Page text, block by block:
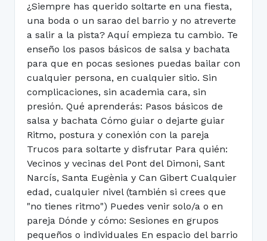
¿Siempre has querido soltarte en una fiesta,
una boda o un sarao del barrio y no atreverte
a salir a la pista? Aquí empieza tu cambio. Te
enseño los pasos básicos de salsa y bachata
para que en pocas sesiones puedas bailar con
cualquier persona, en cualquier sitio. Sin
complicaciones, sin academia cara, sin
presión. Qué aprenderás: Pasos básicos de
salsa y bachata Cómo guiar o dejarte guiar
Ritmo, postura y conexión con la pareja
Trucos para soltarte y disfrutar Para quién:
Vecinos y vecinas del Pont del Dimoni, Sant
Narcís, Santa Eugènia y Can Gibert Cualquier
edad, cualquier nivel (también si crees que
"no tienes ritmo") Puedes venir solo/a o en
pareja Dónde y cómo: Sesiones en grupos
pequeños o individuales En espacio del barrio